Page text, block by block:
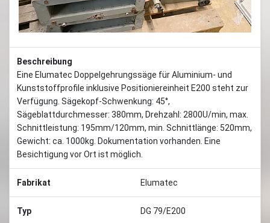
Beschreibung
Eine Elumatec Doppelgehrungssäge für Aluminium- und
Kunststoffprofile inklusive Positioniereinheit E200 steht zur
Verfügung. Sägekopf-Schwenkung: 45°,
Sägeblattdurchmesser: 380mm, Drehzahl: 2800U/min, max.
Schnittleistung: 195mm/120mm, min. Schnittlänge: 520mm,
Gewicht: ca. 1000kg. Dokumentation vorhanden. Eine
Besichtigung vor Ort ist möglich.
Fabrikat Elumatec
Typ DG 79/E200